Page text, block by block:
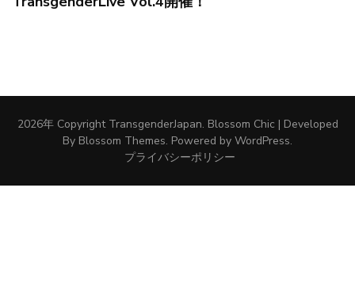
2026年 Copyright TransgenderJapan. Blossom Chic | Developed
By Blossom Themes. Powered by WordPress.
プライバシーポリシー